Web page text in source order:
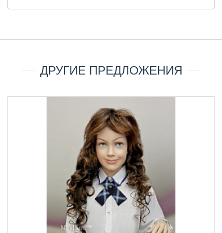
ДРУГИЕ ПРЕДЛОЖЕНИЯ